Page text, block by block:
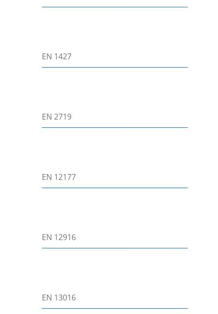
EN 1427
EN 2719
EN 12177
EN 12916
EN 13016